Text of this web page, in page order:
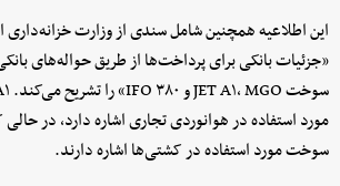
این اطلاعیه همچنین شامل سندی از وزارت
«جزئیات بانکی برای پرداخت‌ها از طریق حواله‌های
سوخت مورد استفاده در کشتی‌ها اشاره دارند.